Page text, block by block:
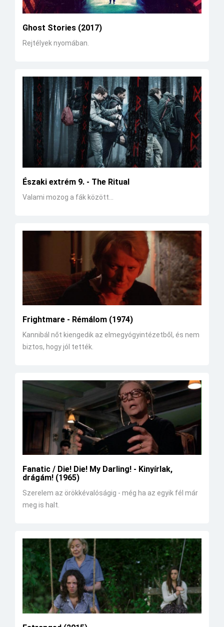
Ghost Stories (2017)
Rejtélyek nyomában.
Északi extrém 9. - The Ritual
Valami mozog a fák között...
Frightmare - Rémálom (1974)
Kannibál nőt kiengedik az elmegyógyintézetből, és nem
biztos, hogy jól tették.
Fanatic / Die! Die! My Darling! - Kinyírlak,
drágám! (1965)
Szerelem az örökkévalóságig - még ha az egyik fél már
meg is halt.